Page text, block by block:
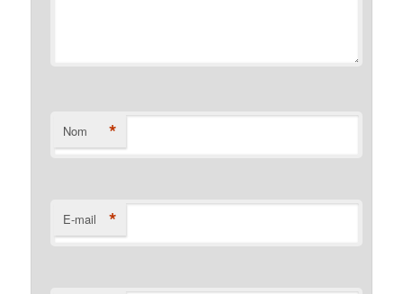
Nom *
E-mail *